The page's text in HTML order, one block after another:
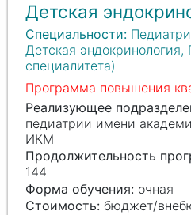
Детская
Специальности:
Детская
специалитета)
Программа повышения
Реализующее
педиатрии имени
ИКМ
Продолжительность
144
Форма обучения: очная
Стоимость:бюджет/